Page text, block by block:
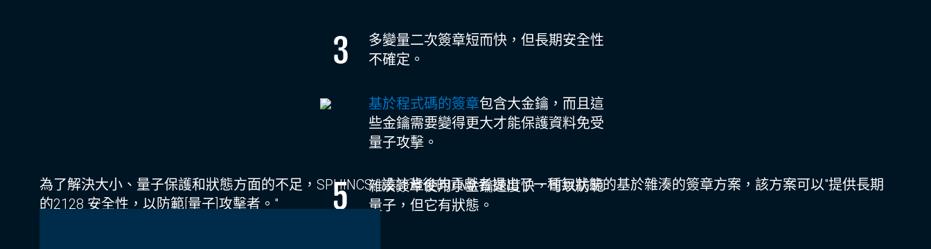
多變量二次簽章短而快，但長期安全性
不確定。
基於程式碼的簽章包含大金鑰，而且這
些金鑰需要變得更大才能保護資料免受
量子攻擊。
雜湊簽章使用小金鑰速度快，可以防範
量子，但它有狀態。
為了解決大小、量子保護和狀態方面的不足，SPHINCS+設計背後的貢獻者提出了一種無狀態的基於雜湊的簽章方案，該方案可以"提供長期
的2128 安全性，以防範[量子]攻擊者。"